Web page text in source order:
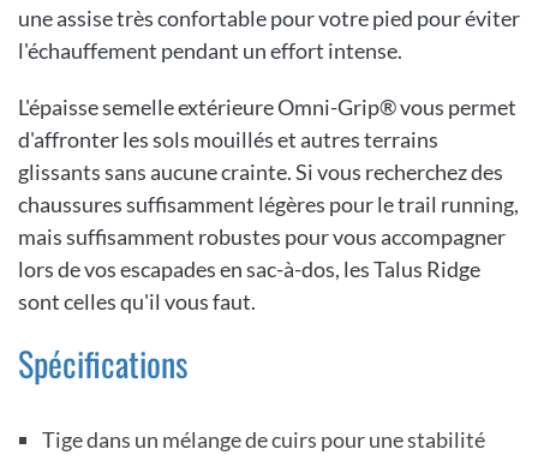
une assise très confortable pour votre pied pour éviter
l'échauffement pendant un effort intense.
L'épaisse semelle extérieure Omni-Grip® vous permet
d'affronter les sols mouillés et autres terrains
glissants sans aucune crainte. Si vous recherchez des
chaussures suffisamment légères pour le trail running,
mais suffisamment robustes pour vous accompagner
lors de vos escapades en sac-à-dos, les Talus Ridge
sont celles qu'il vous faut.
Spécifications
Tige dans un mélange de cuirs pour une stabilité